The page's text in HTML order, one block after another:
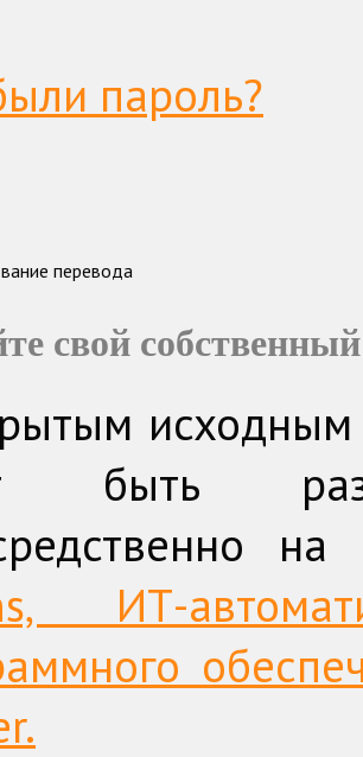
пароль?
перевода
свой
исходным
быть
ИТ-